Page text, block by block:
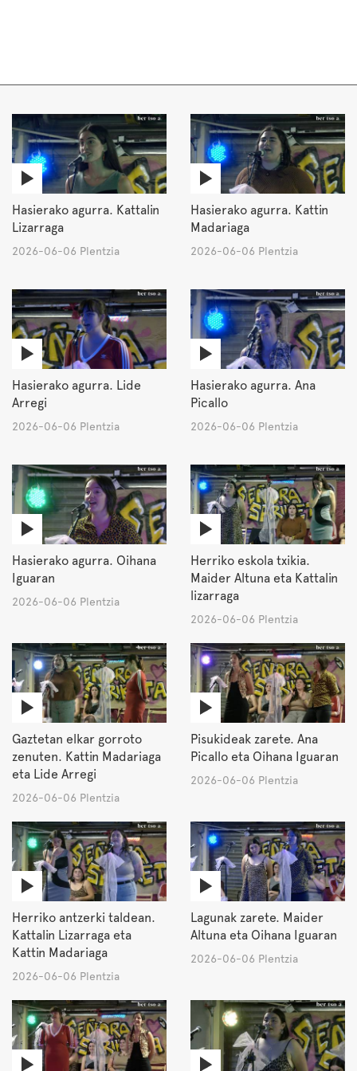
Hasierako agurra. Kattalin
Lizarraga
2026-06-06 Plentzia
Hasierako agurra. Kattin
Madariaga
2026-06-06 Plentzia
Hasierako agurra. Lide
Arregi
2026-06-06 Plentzia
Hasierako agurra. Ana
Picallo
2026-06-06 Plentzia
Hasierako agurra. Oihana
Iguaran
2026-06-06 Plentzia
Herriko eskola txikia.
Maider Altuna eta Kattalin
lizarraga
2026-06-06 Plentzia
Gaztetan elkar gorroto
zenuten. Kattin Madariaga
eta Lide Arregi
2026-06-06 Plentzia
Pisukideak zarete. Ana
Picallo eta Oihana Iguaran
2026-06-06 Plentzia
Herriko antzerki taldean.
Kattalin Lizarraga eta
Kattin Madariaga
2026-06-06 Plentzia
Lagunak zarete. Maider
Altuna eta Oihana Iguaran
2026-06-06 Plentzia